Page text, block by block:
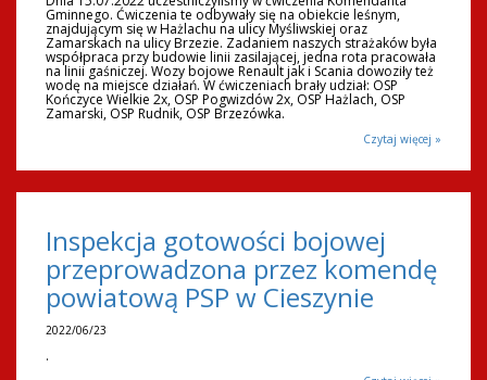
Gminnego. Ćwiczenia te odbywały się na obiekcie leśnym,
znajdującym się w Hażlachu na ulicy Myśliwskiej oraz
Zamarskach na ulicy Brzezie. Zadaniem naszych strażaków była
współpraca przy budowie linii zasilającej, jedna rota pracowała
na linii gaśniczej. Wozy bojowe Renault jak i Scania dowoziły też
wodę na miejsce działań. W ćwiczeniach brały udział: OSP
Kończyce Wielkie 2x, OSP Pogwizdów 2x, OSP Hażlach, OSP
Zamarski, OSP Rudnik, OSP Brzezówka.
Czytaj więcej »
Inspekcja gotowości bojowej
przeprowadzona przez komendę
powiatową PSP w Cieszynie
2022/06/23
.